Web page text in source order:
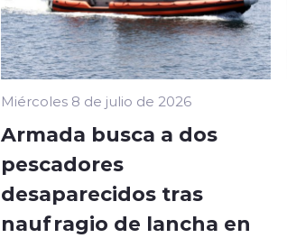
Miércoles 8 de julio de 2026
Armada busca a dos
pescadores
desaparecidos tras
naufragio de lancha en